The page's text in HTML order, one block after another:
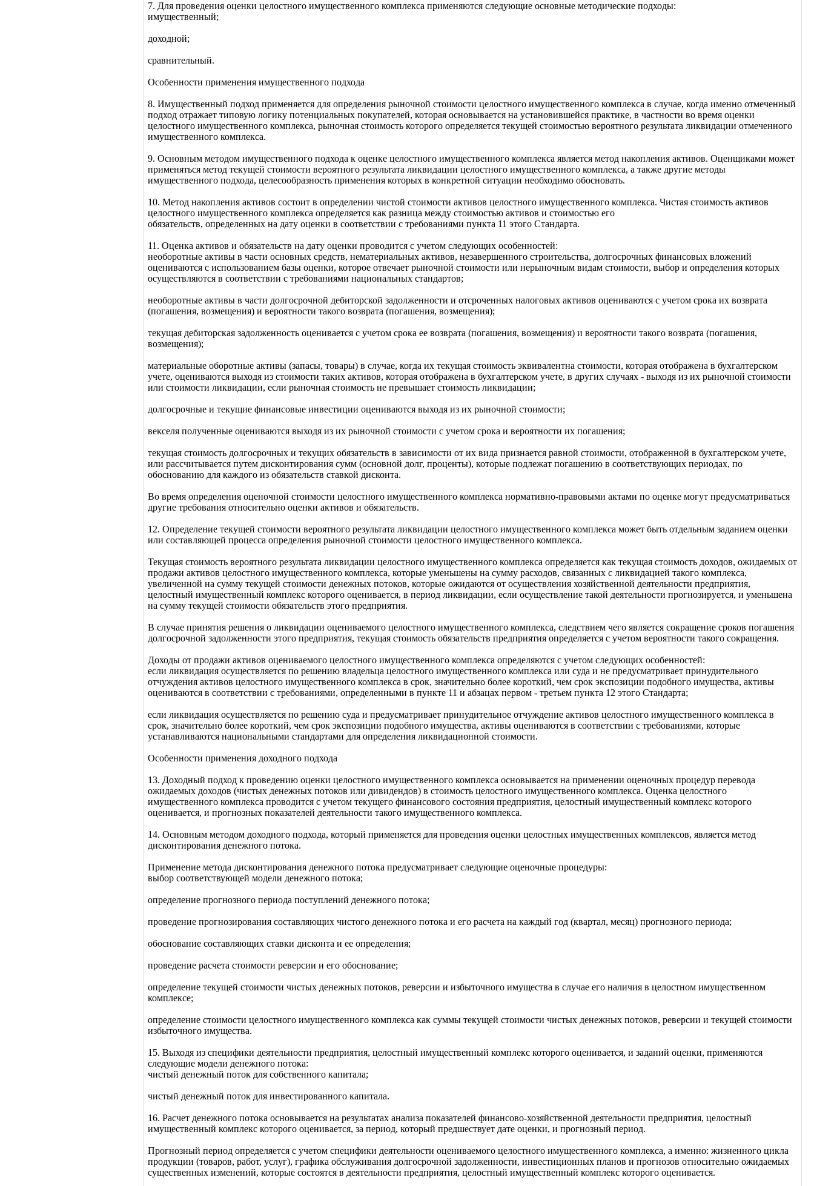
7. Для проведения оценки целостного имущественного комплекса применяются следующие основные методические подходы:
имущественный;
доходной;
сравнительный.
Особенности применения имущественного подхода
8. Имущественный подход применяется для определения рыночной стоимости целостного имущественного комплекса в случае, когда именно отмеченный
подход отражает типовую логику потенциальных покупателей, которая основывается на установившейся практике, в частности во время оценки
целостного имущественного комплекса, рыночная стоимость которого определяется текущей стоимостью вероятного результата ликвидации отмеченного
имущественного комплекса.
9. Основным методом имущественного подхода к оценке целостного имущественного комплекса является метод накопления активов. Оценщиками может
применяться метод текущей стоимости вероятного результата ликвидации целостного имущественного комплекса, а также другие методы
имущественного подхода, целесообразность применения которых в конкретной ситуации необходимо обосновать.
10. Метод накопления активов состоит в определении чистой стоимости активов целостного имущественного комплекса. Чистая стоимость активов
целостного имущественного комплекса определяется как разница между стоимостью активов и стоимостью его
обязательств, определенных на дату оценки в соответствии с требованиями пункта 11 этого Стандарта.
11. Оценка активов и обязательств на дату оценки проводится с учетом следующих особенностей:
необоротные активы в части основных средств, нематериальных активов, незавершенного строительства, долгосрочных финансовых вложений
оцениваются с использованием базы оценки, которое отвечает рыночной стоимости или нерыночным видам стоимости, выбор и определения которых
осуществляются в соответствии с требованиями национальных стандартов;
необоротные активы в части долгосрочной дебиторской задолженности и отсроченных налоговых активов оцениваются с учетом срока их возврата
(погашения, возмещения) и вероятности такого возврата (погашения, возмещения);
текущая дебиторская задолженность оценивается с учетом срока ее возврата (погашения, возмещения) и вероятности такого возврата (погашения,
возмещения);
материальные оборотные активы (запасы, товары) в случае, когда их текущая стоимость эквивалентна стоимости, которая отображена в бухгалтерском
учете, оцениваются выходя из стоимости таких активов, которая отображена в бухгалтерском учете, в других случаях - выходя из их рыночной стоимости
или стоимости ликвидации, если рыночная стоимость не превышает стоимость ликвидации;
долгосрочные и текущие финансовые инвестиции оцениваются выходя из их рыночной стоимости;
векселя полученные оцениваются выходя из их рыночной стоимости с учетом срока и вероятности их погашения;
текущая стоимость долгосрочных и текущих обязательств в зависимости от их вида признается равной стоимости, отображенной в бухгалтерском учете,
или рассчитывается путем дисконтирования сумм (основной долг, проценты), которые подлежат погашению в соответствующих периодах, по
обоснованию для каждого из обязательств ставкой дисконта.
Во время определения оценочной стоимости целостного имущественного комплекса нормативно-правовыми актами по оценке могут предусматриваться
другие требования относительно оценки активов и обязательств.
12. Определение текущей стоимости вероятного результата ликвидации целостного имущественного комплекса может быть отдельным заданием оценки
или составляющей процесса определения рыночной стоимости целостного имущественного комплекса.
Текущая стоимость вероятного результата ликвидации целостного имущественного комплекса определяется как текущая стоимость доходов, ожидаемых от
продажи активов целостного имущественного комплекса, которые уменьшены на сумму расходов, связанных с ликвидацией такого комплекса,
увеличенной на сумму текущей стоимости денежных потоков, которые ожидаются от осуществления хозяйственной деятельности предприятия,
целостный имущественный комплекс которого оценивается, в период ликвидации, если осуществление такой деятельности прогнозируется, и уменьшена
на сумму текущей стоимости обязательств этого предприятия.
В случае принятия решения о ликвидации оцениваемого целостного имущественного комплекса, следствием чего является сокращение сроков погашения
долгосрочной задолженности этого предприятия, текущая стоимость обязательств предприятия определяется с учетом вероятности такого сокращения.
Доходы от продажи активов оцениваемого целостного имущественного комплекса определяются с учетом следующих особенностей:
если ликвидация осуществляется по решению владельца целостного имущественного комплекса или суда и не предусматривает принудительного
отчуждения активов целостного имущественного комплекса в срок, значительно более короткий, чем срок экспозиции подобного имущества, активы
оцениваются в соответствии с требованиями, определенными в пункте 11 и абзацах первом - третьем пункта 12 этого Стандарта;
если ликвидация осуществляется по решению суда и предусматривает принудительное отчуждение активов целостного имущественного комплекса в
срок, значительно более короткий, чем срок экспозиции подобного имущества, активы оцениваются в соответствии с требованиями, которые
устанавливаются национальными стандартами для определения ликвидационной стоимости.
Особенности применения доходного подхода
13. Доходный подход к проведению оценки целостного имущественного комплекса основывается на применении оценочных процедур перевода
ожидаемых доходов (чистых денежных потоков или дивидендов) в стоимость целостного имущественного комплекса. Оценка целостного
имущественного комплекса проводится с учетом текущего финансового состояния предприятия, целостный имущественный комплекс которого
оценивается, и прогнозных показателей деятельности такого имущественного комплекса.
14. Основным методом доходного подхода, который применяется для проведения оценки целостных имущественных комплексов, является метод
дисконтирования денежного потока.
Применение метода дисконтирования денежного потока предусматривает следующие оценочные процедуры:
выбор соответствующей модели денежного потока;
определение прогнозного периода поступлений денежного потока;
проведение прогнозирования составляющих чистого денежного потока и его расчета на каждый год (квартал, месяц) прогнозного периода;
обоснование составляющих ставки дисконта и ее определения;
проведение расчета стоимости реверсии и его обоснование;
определение текущей стоимости чистых денежных потоков, реверсии и избыточного имущества в случае его наличия в целостном имущественном
комплексе;
определение стоимости целостного имущественного комплекса как суммы текущей стоимости чистых денежных потоков, реверсии и текущей стоимости
избыточного имущества.
15. Выходя из специфики деятельности предприятия, целостный имущественный комплекс которого оценивается, и заданий оценки, применяются
следующие модели денежного потока:
чистый денежный поток для собственного капитала;
чистый денежный поток для инвестированного капитала.
16. Расчет денежного потока основывается на результатах анализа показателей финансово-хозяйственной деятельности предприятия, целостный
имущественный комплекс которого оценивается, за период, который предшествует дате оценки, и прогнозный период.
Прогнозный период определяется с учетом специфики деятельности оцениваемого целостного имущественного комплекса, а именно: жизненного цикла
продукции (товаров, работ, услуг), графика обслуживания долгосрочной задолженности, инвестиционных планов и прогнозов относительно ожидаемых
существенных изменений, которые состоятся в деятельности предприятия, целостный имущественный комплекс которого оценивается.